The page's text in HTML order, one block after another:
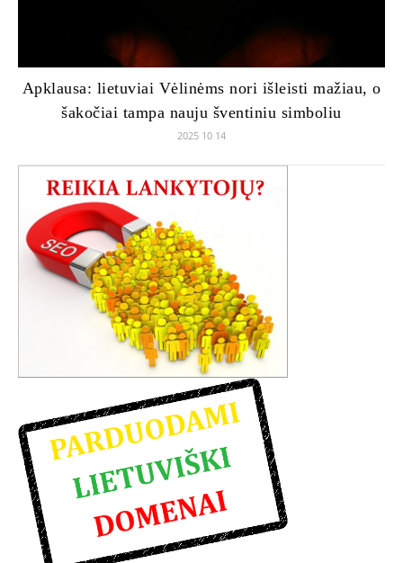
Apklausa: lietuviai Vėlinėms nori išleisti mažiau, o
šakočiai tampa nauju šventiniu simboliu
2025 10 14